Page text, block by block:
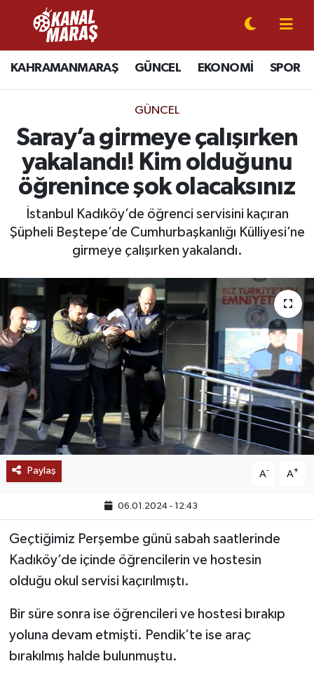
KAHRAMANMARAŞ GÜNCEL EKONOMİ SPOR
GÜNCEL
Saray’a girmeye çalışırken
yakalandı! Kim olduğunu
öğrenince şok olacaksınız
İstanbul Kadıköy’de öğrenci servisini kaçıran
Şüpheli Beştepe’de Cumhurbaşkanlığı Külliyesi’ne
girmeye çalışırken yakalandı.
Paylaş A- A+
06.01.2024 - 12:43
Geçtiğimiz Perşembe günü sabah saatlerinde
Kadıköy’de içinde öğrencilerin ve hostesin
olduğu okul servisi kaçırılmıştı.
Bir süre sonra ise öğrencileri ve hostesi bırakıp
yoluna devam etmişti. Pendik’te ise araç
bırakılmış halde bulunmuştu.
CANLI YAYIN
KAHRAMANMARAŞ
SPOR
SİYASET
EKONOMİ
MAGAZİN
SAĞLIK
EĞİTİM
BÖLGE
KEŞFET
POPÜLER
DÜNYA
TREND
MEDYA
TEKNOLOJİ
Kahramanmaraş Nöbetçi Eczaneler
Kahramanmaraş Hava Durumu
Kahramanmaraş Namaz Vakitleri
Kahramanmaraş Trafik Yoğunluk Haritası
Süper Lig Puan Durumu ve Fikstür
Tüm Manşetler
Haber Arşivi